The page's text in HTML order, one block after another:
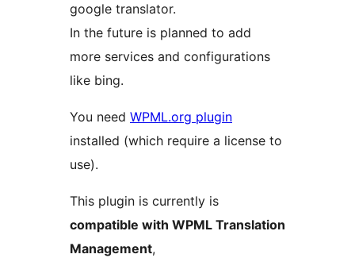
google translator.
In the future is planned to add
more services and configurations
like bing.
You need WPML.org plugin
installed (which require a license to
use).
This plugin is currently is
compatible with WPML Translation
Management,